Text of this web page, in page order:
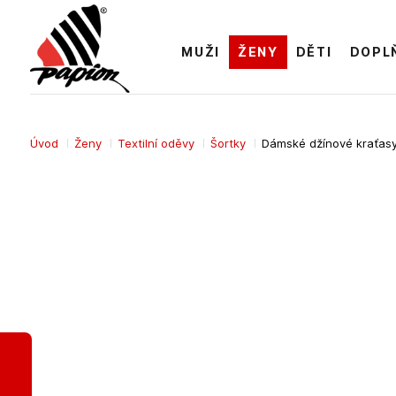
Úvod Ženy Textilní oděvy Šortky Dámské džínové
MUŽI ŽENY DĚTI